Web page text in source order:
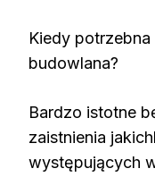
Kiedy
budowlana?
Bardzo istotne
zaistnienia
występujących